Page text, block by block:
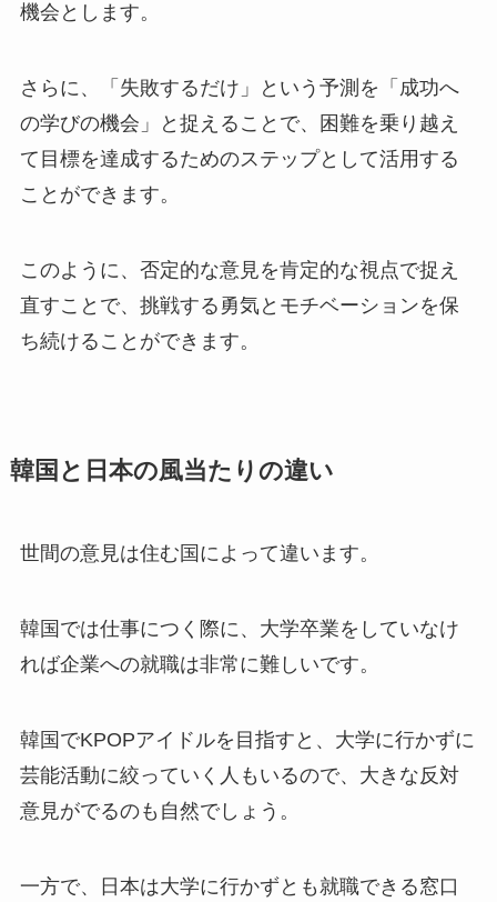
機会とします。
さらに、「失敗するだけ」という予測を「成功へ
の学びの機会」と捉えることで、困難を乗り越え
て目標を達成するためのステップとして活用する
ことができます。
このように、否定的な意見を肯定的な視点で捉え
直すことで、挑戦する勇気とモチベーションを保
ち続けることができます。
韓国と日本の風当たりの違い
世間の意見は住む国によって違います。
韓国では仕事につく際に、大学卒業をしていなけ
れば企業への就職は非常に難しいです。
韓国でKPOPアイドルを目指すと、大学に行かずに
芸能活動に絞っていく人もいるので、大きな反対
意見がでるのも自然でしょう。
一方で、日本は大学に行かずとも就職できる窓口